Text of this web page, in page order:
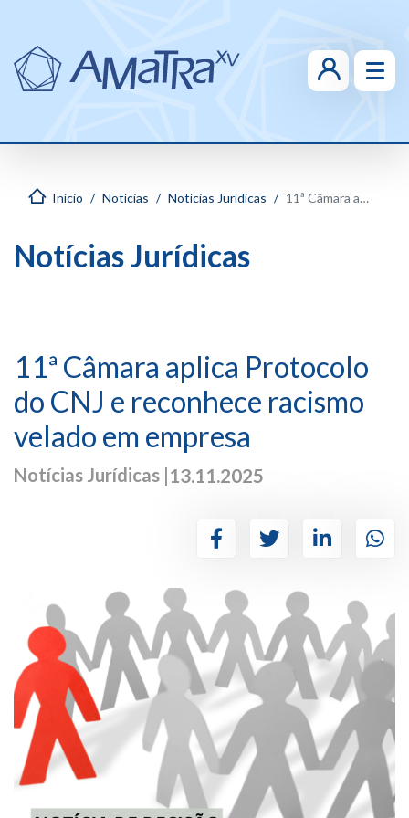
Notícias Jurídicas
Início Notícias Notícias Jurídicas 11ª Câmara aplica Protocolo do CNJ e reconhece racismo velado em empresa
11ª Câmara aplica Protocolo
do CNJ e reconhece racismo
velado em empresa
Notícias Jurídicas |13.11.2025